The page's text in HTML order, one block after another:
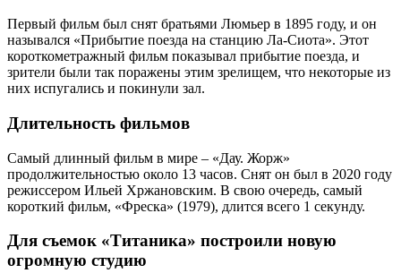
Первый фильм был снят братьями Люмьер в 1895 году, и он
назывался «Прибытие поезда на станцию Ла-Сиота». Этот
короткометражный фильм показывал прибытие поезда, и
зрители были так поражены этим зрелищем, что некоторые из
них испугались и покинули зал.
Длительность фильмов
Самый длинный фильм в мире – «Дау. Жорж»
продолжительностью около 13 часов. Снят он был в 2020 году
режиссером Ильей Хржановским. В свою очередь, самый
короткий фильм, «Фреска» (1979), длится всего 1 секунду.
Для съемок «Титаника» построили новую
огромную студию